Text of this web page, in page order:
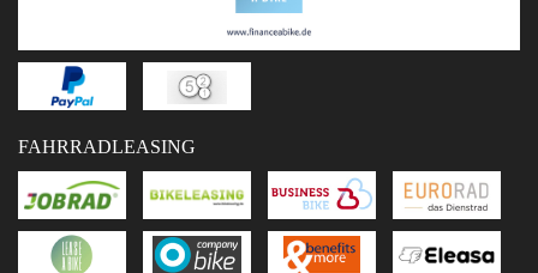
FAHRRADLEASING